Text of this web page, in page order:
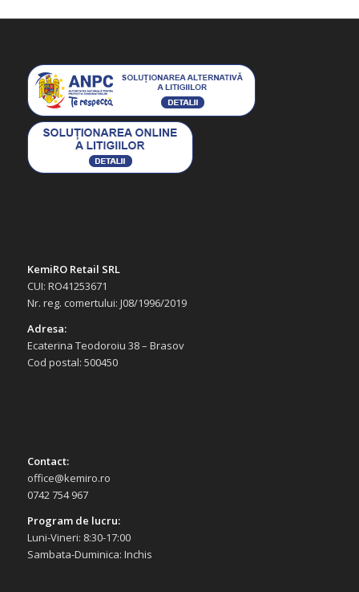
KemiRO Retail SRL
CUI: RO41253671
Nr. reg. comertului: J08/1996/2019
Adresa:
Ecaterina Teodoroiu 38 – Brasov
Cod postal: 500450
Contact:
office@kemiro.ro
0742 754 967
Program de lucru:
Luni-Vineri: 8:30-17:00
Sambata-Duminica: Inchis